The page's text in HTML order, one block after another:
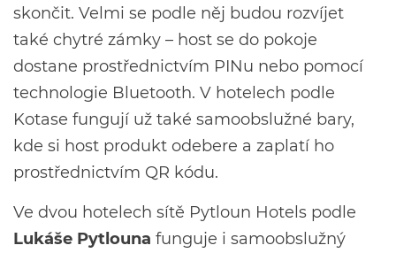
skončit. Velmi se podle něj budou rozvíjet
také chytré zámky – host se do pokoje
dostane prostřednictvím PINu nebo pomocí
technologie Bluetooth. V hotelech podle
Kotase fungují už také samoobslužné bary,
kde si host produkt odebere a zaplatí ho
prostřednictvím QR kódu.
Ve dvou hotelech sítě Pytloun Hotels podle
Lukáše Pytlouna funguje i samoobslužný